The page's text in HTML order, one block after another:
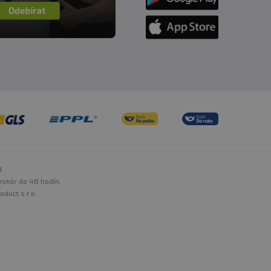
do 48 hodín.
s.r.o.